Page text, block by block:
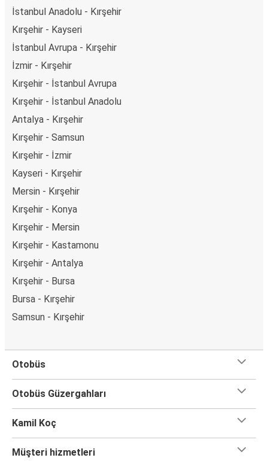
İstanbul Anadolu - Kırşehir
Kırşehir - Kayseri
İstanbul Avrupa - Kırşehir
İzmir - Kırşehir
Kırşehir - İstanbul Avrupa
Kırşehir - İstanbul Anadolu
Antalya - Kırşehir
Kırşehir - Samsun
Kırşehir - İzmir
Kayseri - Kırşehir
Mersin - Kırşehir
Kırşehir - Konya
Kırşehir - Mersin
Kırşehir - Kastamonu
Kırşehir - Antalya
Kırşehir - Bursa
Bursa - Kırşehir
Samsun - Kırşehir
Otobüs
Otobüs Güzergahları
Kamil Koç
Müşteri hizmetleri